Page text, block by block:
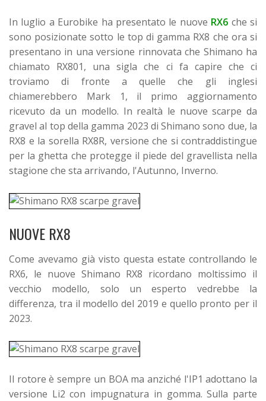
In luglio a Eurobike ha presentato le nuove RX6 che si
sono posizionate sotto le top di gamma RX8 che ora si
presentano in una versione rinnovata che Shimano ha
chiamato RX801, una sigla che ci fa capire che ci
troviamo di fronte a quelle che gli inglesi
chiamerebbero Mark 1, il primo aggiornamento
ricevuto da un modello. In realtà le nuove scarpe da
gravel al top della gamma 2023 di Shimano sono due, la
RX8 e la sorella RX8R, versione che si contraddistingue
per la ghetta che protegge il piede del gravellista nella
stagione che sta arrivando, l'Autunno, Inverno.
NUOVE RX8
Come avevamo già visto questa estate controllando le
RX6, le nuove Shimano RX8 ricordano moltissimo il
vecchio modello, solo un esperto vedrebbe la
differenza, tra il modello del 2019 e quello pronto per il
2023.
Il rotore è sempre un BOA ma anziché l'IP1 adottano la
versione Li2 con impugnatura in gomma. Sulla parte